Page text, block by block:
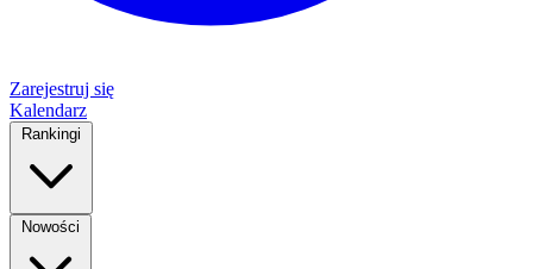
Zarejestruj się
Kalendarz
Rankingi
Nowości